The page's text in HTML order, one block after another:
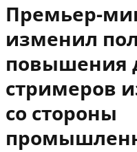
Премьер-
изменил
повышения
стримеров
со стороны